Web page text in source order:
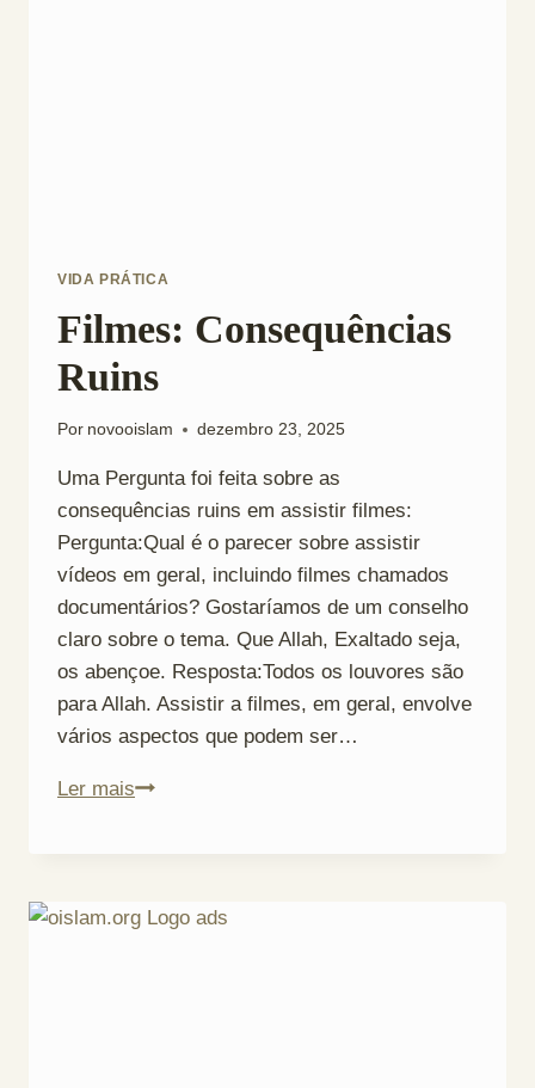
VIDA PRÁTICA
Filmes: Consequências
Ruins
Por novooislam dezembro 23, 2025
Uma Pergunta foi feita sobre as
consequências ruins em assistir filmes:
Pergunta:Qual é o parecer sobre assistir
vídeos em geral, incluindo filmes chamados
documentários? Gostaríamos de um conselho
claro sobre o tema. Que Allah, Exaltado seja,
os abençoe. Resposta:Todos os louvores são
para Allah. Assistir a filmes, em geral, envolve
vários aspectos que podem ser…
Ler maisFilmes: